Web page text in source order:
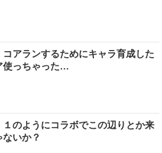
コアランするためにキャラ育成した
使っちゃった…
１のようにコラボでこの辺りとか来
ないか？